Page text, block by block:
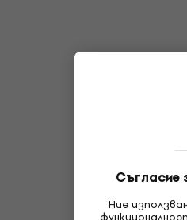
Съгласие
Ние